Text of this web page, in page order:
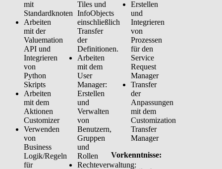
mit
Standardknoten
Arbeiten
mit der
Valuemation
API und
Integrieren
von
Python
Skripts
Arbeiten
mit dem
Aktionen
Customizer
Verwenden
von
Business
Logik/Regeln
für
Tiles und
InfoObjects
einschließlich
Transfer
der
Definitionen.
Arbeiten
mit dem
User
Manager:
Erstellen
und
Verwalten
von
Benutzern,
Gruppen
und
Rollen
Rechteverwaltung:
Erstellen
und
Integrieren
von
Prozessen
für den
Service
Request
Manager
Transfer
der
Anpassungen
mit dem
Customization
Transfer
Manager
Vorkenntnisse: